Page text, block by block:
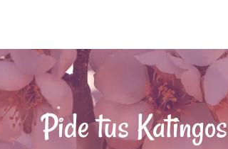
Pide tus Katingos